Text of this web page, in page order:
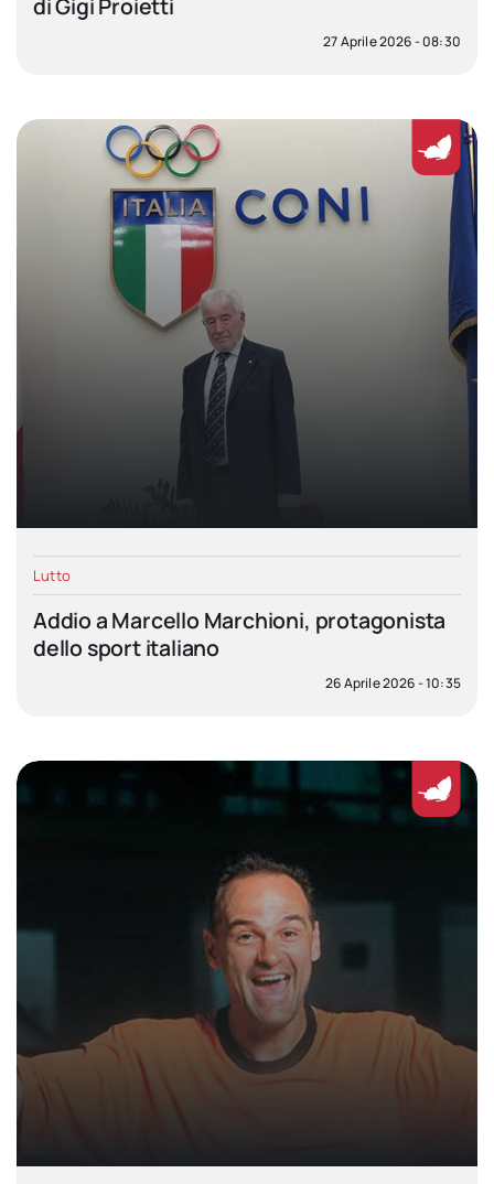
di Gigi Proietti
27 Aprile 2026 - 08:30
Lutto
Addio a Marcello Marchioni, protagonista
dello sport italiano
26 Aprile 2026 - 10:35